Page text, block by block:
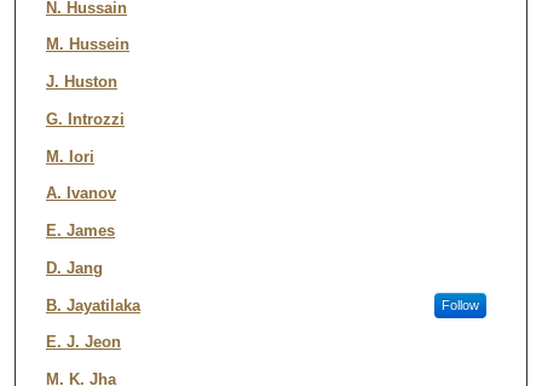
N. Hussain
M. Hussein
J. Huston
G. Introzzi
M. Iori
A. Ivanov
E. James
D. Jang
B. Jayatilaka Follow
E. J. Jeon
M. K. Jha